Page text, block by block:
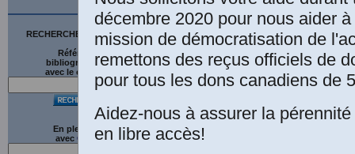
RECHERCHE SUR LE SITE
Références
bibliographiques
avec le catalogue
En plein texte
avec G gle
Une édition
bénévole, Paris.
décembre 2020 pour nous aider
mission de démocratisation de
remettons des reçus officiels de
pour tous les dons canadiens de
Aidez-nous à assurer la
en libre accès!